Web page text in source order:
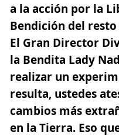
a la acción por la
Bendición del
El Gran Director
la Bendita Lady
realizar un
resulta, ustedes
cambios más
en la Tierra. Eso